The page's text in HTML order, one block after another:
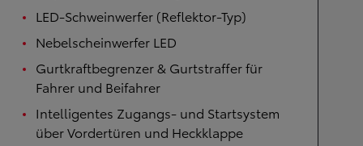
LED-Schweinwerfer (Reflektor-Typ)
Nebelscheinwerfer LED
Gurtkraftbegrenzer & Gurtstraffer für
Fahrer und Beifahrer
Intelligentes Zugangs- und Startsystem
über Vordertüren und Heckklappe